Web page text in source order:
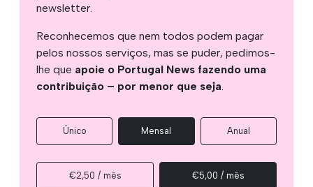
newsletter.
Reconhecemos que nem todos podem pagar
pelos nossos serviços, mas se puder, pedimos-
lhe que apoie o Portugal News fazendo uma
contribuição – por menor que seja.
Único Mensal Anual
€2,50 / mês €5,00 / mês